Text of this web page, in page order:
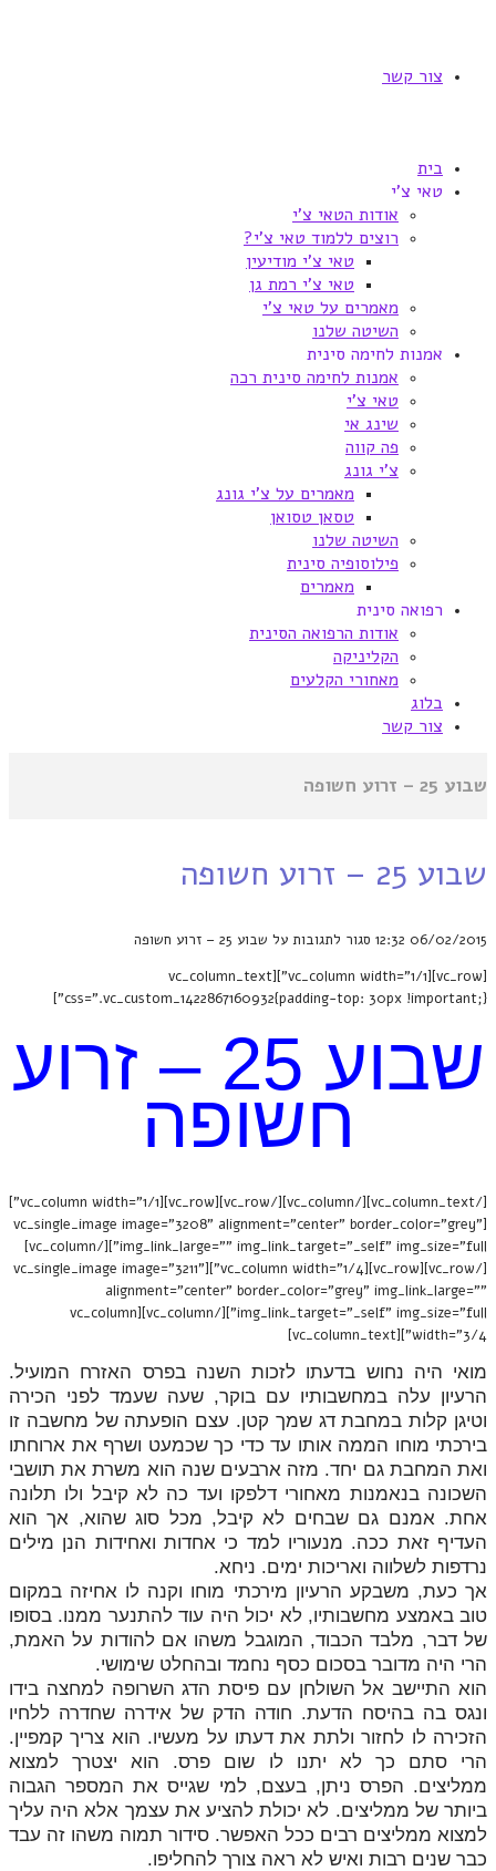
צור קשר
בית
טאי צ'י
אודות הטאי צ'י
רוצים ללמוד טאי צ'י?
טאי צ'י מודיעין
טאי צ'י רמת גן
מאמרים על טאי צ'י
השיטה שלנו
אמנות לחימה סינית
אמנות לחימה סינית רכה
טאי צ'י
שינג אי
פה קווה
צ'י גונג
מאמרים על צ'י גונג
טסאן טסואן
השיטה שלנו
פילוסופיה סינית
מאמרים
רפואה סינית
אודות הרפואה הסינית
הקליניקה
מאחורי הקלעים
בלוג
צור קשר
שבוע 25 – זרוע חשופה
שבוע 25 – זרוע חשופה
06/02/2015
12:32 סגור לתגובות על שבוע 25 – זרוע חשופה
[vc_row][vc_column width="1/1"][vc_column_text
css=".vc_custom_1422867160932{padding-top: 30px !important;}"]
שבוע 25 – זרוע
חשופה
[/vc_column_text][/vc_column][/vc_row][vc_row][vc_column width="1/1"]
[vc_single_image image="3208" alignment="center" border_color="grey"
img_link_large="" img_link_target="_self" img_size="full"][/vc_column]
[/vc_row][vc_row][vc_column width="1/4"][vc_single_image image="3211"
alignment="center" border_color="grey" img_link_large=""
img_link_target="_self" img_size="full"][/vc_column][vc_column
width="3/4"][vc_column_text]
מואי היה נחוש בדעתו לזכות השנה בפרס האזרח המועיל.
הרעיון עלה במחשבותיו עם בוקר, שעה שעמד לפני הכירה
וטיגן קלות במחבת דג שמך קטן. עצם הופעתה של מחשבה זו
בירכתי מוחו הממה אותו עד כדי כך שכמעט ושרף את ארוחתו
ואת המחבת גם יחד. מזה ארבעים שנה הוא משרת את תושבי
השכונה בנאמנות מאחורי דלפקו ועד כה לא קיבל ולו תלונה
אחת. אמנם גם שבחים לא קיבל, מכל סוג שהוא, אך הוא
העדיף זאת ככה. מנעוריו למד כי אחדות ואחידות הנן מילים
נרדפות לשלווה ואריכות ימים. ניחא.
אך כעת, משבקע הרעיון מירכתי מוחו וקנה לו אחיזה במקום
טוב באמצע מחשבותיו, לא יכול היה עוד להתנער ממנו. בסופו
של דבר, מלבד הכבוד, המוגבל משהו אם להודות על האמת,
הרי היה מדובר בסכום כסף נחמד ובהחלט שימושי.
הוא התיישב אל השולחן עם פיסת הדג השרופה למחצה בידו
ונגס בה בהיסח הדעת. חודה הדק של אידרה שחדרה ללחיו
הזכירה לו לחזור ולתת את דעתו על מעשיו. הוא צריך קמפיין.
הרי סתם כך לא יתנו לו שום פרס. הוא יצטרך למצוא
ממליצים. הפרס ניתן, בעצם, למי שגייס את המספר הגבוה
ביותר של ממליצים. לא יכולת להציע את עצמך אלא היה עליך
למצוא ממליצים רבים ככל האפשר. סידור תמוה משהו זה עבד
כבר שנים רבות ואיש לא ראה צורך להחליפו.